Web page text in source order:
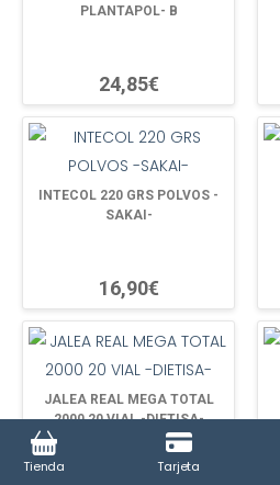
PLANTAPOL- B
24,85€
INTECOL 220 GRS POLVOS -
SAKAI-
16,90€
JALEA REAL MEGA TOTAL
2000 20 VIAL -DIETISA-
Tienda Tarjeta